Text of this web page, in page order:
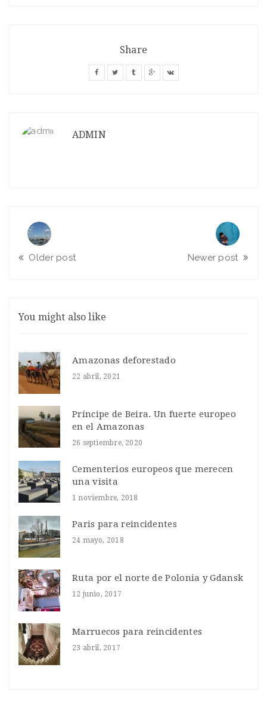
Share
ADMIN
Older post Newer post
You might also like
Amazonas deforestado
22 abril, 2021
Príncipe de Beira. Un fuerte europeo
en el Amazonas
26 septiembre, 2020
Cementerios europeos que merecen
una visita
1 noviembre, 2018
Paris para reincidentes
24 mayo, 2018
Ruta por el norte de Polonia y Gdansk
12 junio, 2017
Marruecos para reincidentes
23 abril, 2017